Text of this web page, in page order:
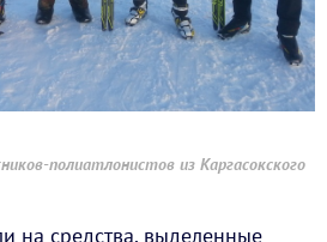
полиатлонистов из Каргасокского
на средства, выделенные